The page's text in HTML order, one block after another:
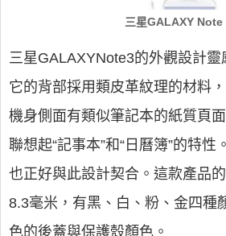
三星GALAXY Note
三星GALAXYNote3的外觀設計靈
它的背部採用類皮革紋理的材料
機身側面有類似筆記本的紙質頁
聯想起“記事本”和“日曆簿”的特性
也正好與此設計契合。這款產品
8.3毫米，有黑、白、粉、金四種
色的後蓋與保護殼顏色。